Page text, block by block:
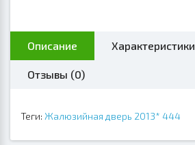
Описание Характеристики
Отзывы (0)
Теги: Жалюзийная дверь 2013* 444